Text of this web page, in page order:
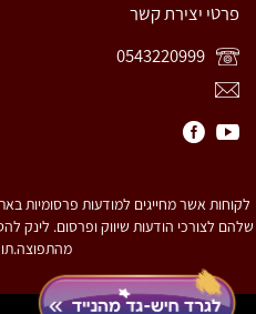
פרטי יצירת קשר
לקוחות אשר מחייגים למודעות פרסומיות
שלהם לצורכי הודעות שיווק ופרסום. לינק